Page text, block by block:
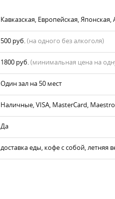
Кавказская, Европейская, Японская,
500 руб.(на одного без алкоголя)
1800 руб.(минимальная цена на
Один зал на 50 мест
Наличные, VISA, MasterCard, Maestro
Да
доставка еды, кофе с собой, летняя